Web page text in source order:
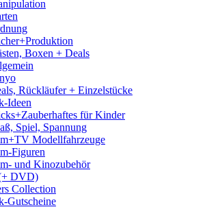
Boxen + Deals
Rückläufer + Einzelstücke
Ideen
für Kinder
Spiel, Spannung
Modellfahrzeuge
Figuren
und Kinozubehör
DVD)
Collection
Gutscheine